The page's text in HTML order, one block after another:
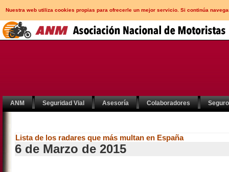
Nuestra web utiliza cookies propias para ofrecerle un mejor servicio. Si continúa
ANM Seguridad Vial Asesoría Colaboradores
Lista de los radares que más multan en España
6 de Marzo de 2015